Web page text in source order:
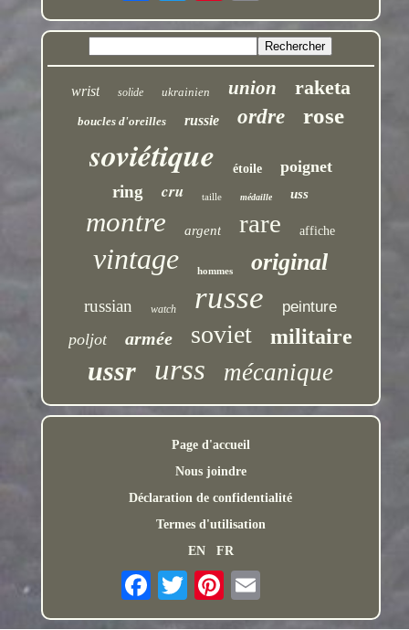
wrist solide ukrainien union raketa
boucles d'oreilles russie ordre rose
soviétique étoile poignet
ring cru taille médaille uss
montre argent rare affiche
vintage hommes original
russian watch russe peinture
poljot armée soviet militaire
ussr urss mécanique
Page d'accueil
Nous joindre
Déclaration de confidentialité
Termes d'utilisation
EN
FR